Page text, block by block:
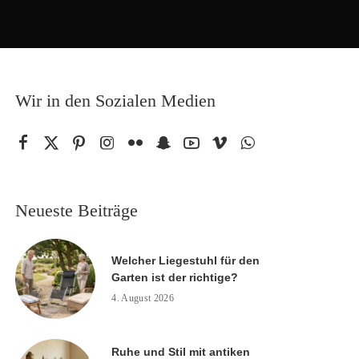
Wir in den Sozialen Medien
Neueste Beiträge
Welcher Liegestuhl für den
Garten ist der richtige?
4. August 2026
Ruhe und Stil mit antiken